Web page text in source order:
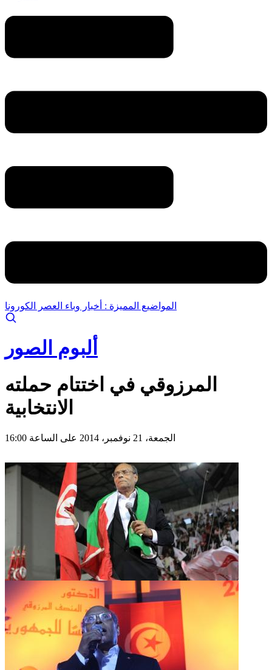
المواضيع المميزة : أخبار وباء العصر الكورونا
ألبوم الصور
المرزوقي في اختتام حملته
الانتخابية
الجمعة، 21 نوفمبر، 2014 على الساعة 16:00